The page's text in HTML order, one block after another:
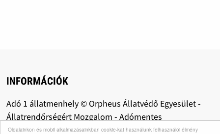
Oldalainkon és mobil alkalmazásainkban cookie-kat használunk felhasználói élmény
INFORMÁCIÓK
Adó 1 állatmenhely © Orpheus Állatvédő Egyesület -
Állatrendőrségért Mozgalom - Adómentes
adománygyűjtés: közhasznú szervezetként az